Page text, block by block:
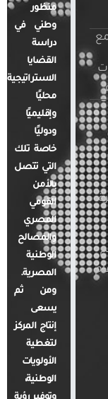
منظور
وطني في
دراسة
القضايا
الاستراتيجية
محليًا
وإقليميًا
ودوليًا
خاصة تلك
التي تتصل
بالأمن
القومي
المصري
والمصالح
الوطنية
المصرية.
ومن ثم
يسعى
إنتاج المركز
لتغطية
الأولويات
الوطنية،